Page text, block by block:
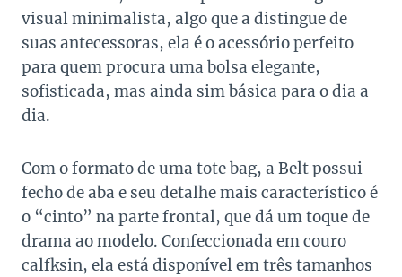
visual minimalista, algo que a distingue de
suas antecessoras, ela é o acessório perfeito
para quem procura uma bolsa elegante,
sofisticada, mas ainda sim básica para o dia a
dia.
Com o formato de uma tote bag, a Belt possui
fecho de aba e seu detalhe mais característico é
o “cinto” na parte frontal, que dá um toque de
drama ao modelo. Confeccionada em couro
calfksin, ela está disponível em três tamanhos